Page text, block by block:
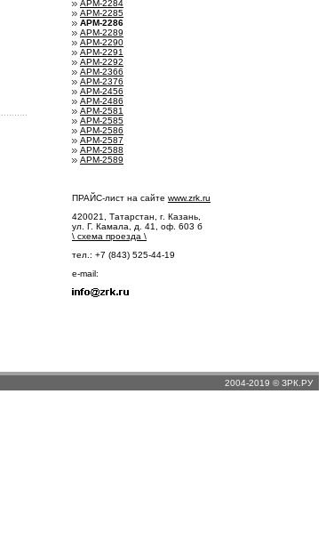
АРМ-2284
АРМ-2285
АРМ-2286
АРМ-2289
АРМ-2290
АРМ-2291
АРМ-2292
АРМ-2366
АРМ-2376
АРМ-2456
АРМ-2486
АРМ-2581
АРМ-2585
АРМ-2586
АРМ-2587
АРМ-2588
АРМ-2589
ПРАЙС-лист на сайте www.zrk.ru
420021, Татарстан, г. Казань,
ул. Г. Камала, д. 41, оф. 603 б
\ схема проезда \
тел.: +7 (843) 525-44-19
e-mail:
2004-2019 © ЗРК.РУ